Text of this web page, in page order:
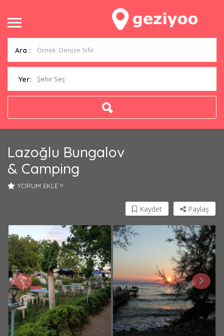
Ara :
Yer: Şehir Seç
Lazoğlu Bungalov
& Camping
YORUM EKLE !!
Paylaş
Kaydet